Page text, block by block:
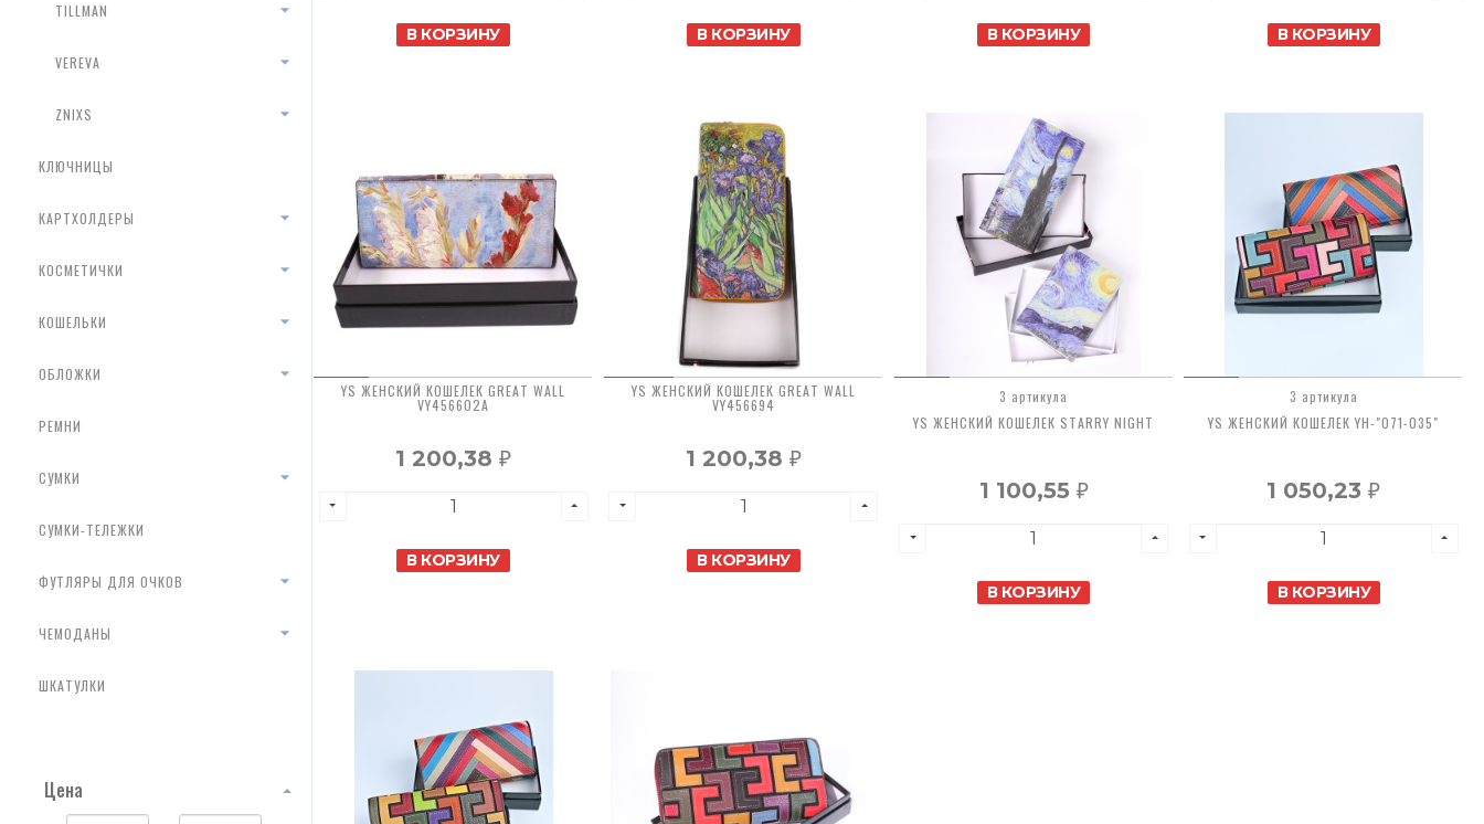
TILLMAN
VEREVA
ZNIXS
КЛЮЧНИЦЫ
КАРТХОЛДЕРЫ
КОСМЕТИЧКИ
КОШЕЛЬКИ
ОБЛОЖКИ
РЕМНИ
СУМКИ
СУМКИ-ТЕЛЕЖКИ
ФУТЛЯРЫ ДЛЯ ОЧКОВ
ЧЕМОДАНЫ
ШКАТУЛКИ
Цена
В КОРЗИНУ В КОРЗИНУ В КОРЗИНУ В КОРЗИНУ
YS ЖЕНСКИЙ КОШЕЛЕК GREAT WALL
VY456602A
1 200,38₽
В КОРЗИНУ
YS ЖЕНСКИЙ КОШЕЛЕК GREAT WALL
VY456694
1 200,38 ₽
В КОРЗИНУ
3 артикула
YS ЖЕНСКИЙ КОШЕЛЕК STARRY NIGHT
1 100,55 ₽
В КОРЗИНУ
3 артикула
YS ЖЕНСКИЙ КОШЕЛЕК YH-"071-035"
1 050,23₽
В КОРЗИНУ